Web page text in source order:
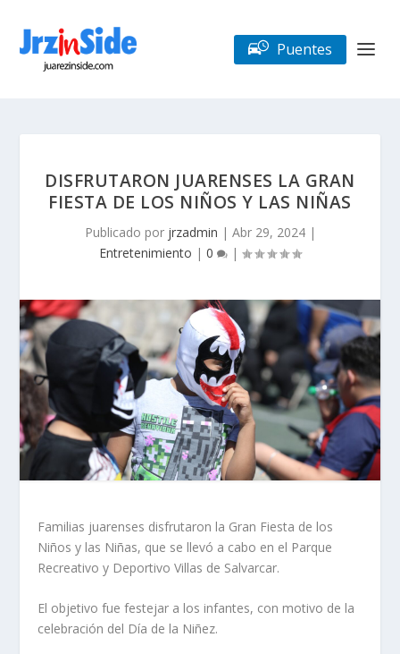
Puentes
DISFRUTARON JUARENSES LA GRAN
FIESTA DE LOS NIÑOS Y LAS NIÑAS
Publicado por jrzadmin | Abr 29, 2024|
Entretenimiento | 0 |
Familias juarenses disfrutaron la Gran Fiesta de los
Niños y las Niñas, que se llevó a cabo en el Parque
Recreativo y Deportivo Villas de Salvarcar.
El objetivo fue festejar a los infantes, con motivo de la
celebración del Día de la Niñez.